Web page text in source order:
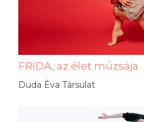
FRIDA, az élet múzsája
Duda Éva Társulat